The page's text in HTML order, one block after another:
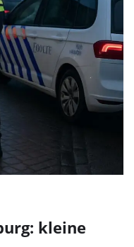
kleine